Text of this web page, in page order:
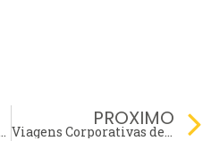
Fronteiras Protegidas
PROXIMO
Viagens Corporativas de São Paulo para Belo Horizonte